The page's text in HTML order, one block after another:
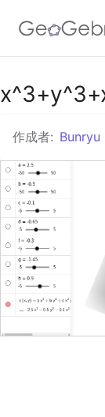
Googleクラ
GeoGebra
作成者: Bunryu